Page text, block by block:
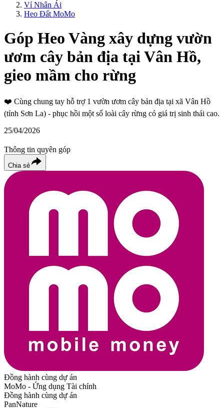
Ví Nhân Ái
Heo Đất MoMo
Góp Heo Vàng xây dựng vườn
ươm cây bản địa tại Vân Hồ,
gieo mầm cho rừng
❤️ Cùng chung tay hỗ trợ 1 vườn ươm cây bản địa tại xã Vân Hồ
(tỉnh Sơn La) - phục hồi một số loài cây rừng có giá trị sinh thái cao.
25/04/2026
Thông tin quyên góp
Chia sẻ
Đồng hành cùng dự án
MoMo - Ứng dụng Tài chính
Đồng hành cùng dự án
PanNature